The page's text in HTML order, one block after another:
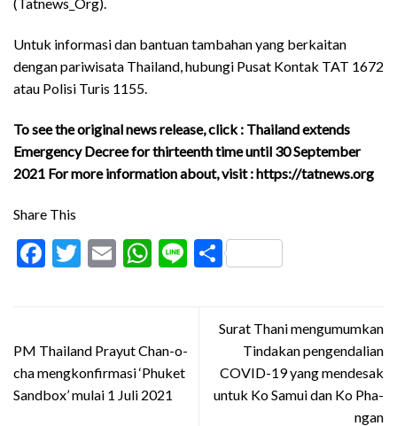
Untuk informasi dan bantuan tambahan yang berkaitan
dengan pariwisata Thailand, hubungi Pusat Kontak TAT 1672
atau Polisi Turis 1155.
To see the original news release, click : Thailand extends
Emergency Decree for thirteenth time until 30 September
2021 For more information about, visit :https://tatnews.org
Share This
Facebook
Twitter
EmailWhatsApp
LineShare
PM Thailand Prayut Chan-o-
cha mengkonfirmasi ‘Phuket
Sandbox’ mulai 1 Juli 2021
Surat Thani mengumumkan
Tindakan pengendalian
COVID-19 yang mendesak
untuk Ko Samui dan Ko Pha-
ngan